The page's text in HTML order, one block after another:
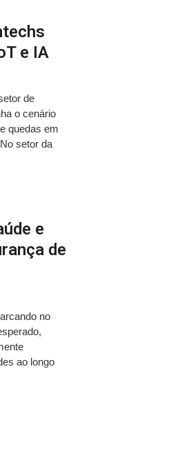
e IA
de
o cenário
quedas em
setor da
e
de
no
ao longo